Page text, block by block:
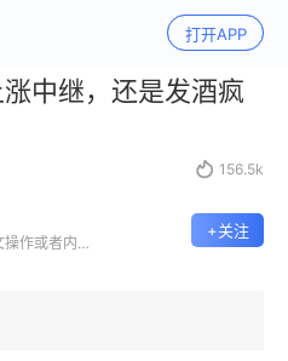
打开APP
中继，还是发酒疯
 156.5k
作或者内容
+关注